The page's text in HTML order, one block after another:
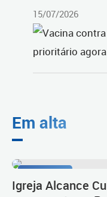
15/07/2026
Em alta
Igreja Alcance